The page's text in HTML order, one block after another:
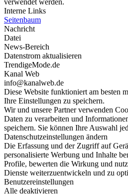
verwendet werden.
Interne Links
Seitenbaum
Nachricht
Datei
News-Bereich
Datenstrom aktualisieren
TrendigeMode.de
Kanal Web
info@kanalweb.de
Diese Website funktioniert am besten
Ihre Einstellungen zu speichern.
Wir und unsere Partner verwenden
Daten zu verarbeiten und
speichern. Sie können Ihre Auswahl
Datenschutzeinstellungen ändern
Die Erfassung und der Zugriff auf
personalisierte Werbung und Inhalte
Profile, bewerten die Wirkung und
Dienste weiterzuentwickeln und zu
Benutzereinstellungen
Alle deaktivieren